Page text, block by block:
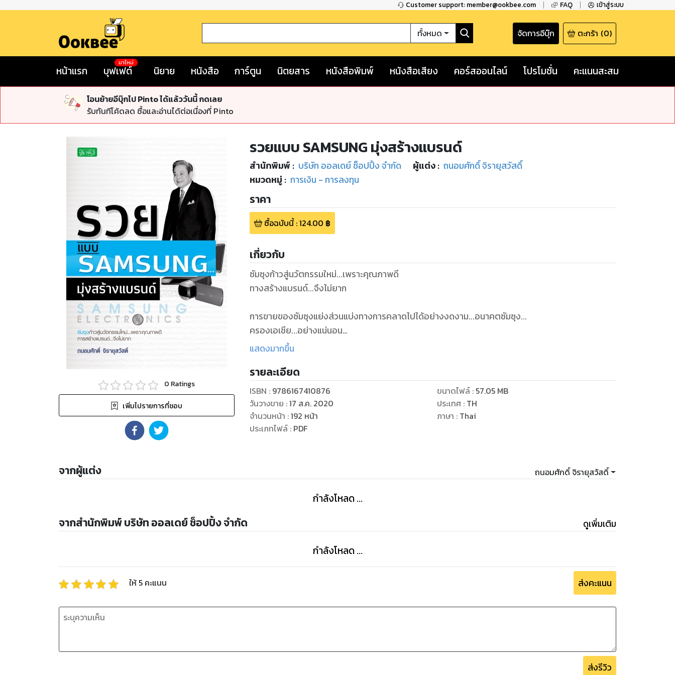
Customer support: member@ookbee.com FAQ เข้าสู่ระบบ
ทั้งหมด จัดการอีบุ๊ก ตะกร้า (0)
หน้าแรก บุฟเฟต์
มาใหม่
นิยาย หนังสือ การ์ตูน นิตยสาร หนังสือพิมพ์ หนังสือเสียง คอร์สออนไลน์ โปรโมชั่น คะแนนสะสม
โอนย้ายอีบุ๊กไป Pinto ได้แล้ววันนี้ กดเลย
รับทันทีโค้ดลด ซื้อและอ่านได้ต่อเนื่องที่ Pinto
0 Ratings
เพิ่มไปรายการที่ชอบ
รวยแบบ SAMSUNG มุ่งสร้างแบรนด์
สำนักพิมพ์ : บริษัท ออลเดย์ ช็อปปิ้ง จำกัด ผู้แต่ง : ถนอมศักดิ์ จิรายุสวัสดิ์
หมวดหมู่ : การเงิน - การลงทุน
ราคา
ซื้อฉบับนี้:124.00 ฿
เกี่ยวกับ
ซัมซุงก้าวสู่นวัตกรรมใหม่...เพราะคุณภาพดี
ทางสร้างแบรนด์...จึงไม่ยาก
การขายของซัมซุงแย่งส่วนแบ่งทางการคลาดไปได้อย่างงดงาม...อนาคตซัมซุง...
ครองเอเชีย...อย่างแน่นอน
แสดงมากขึ้น
รายละเอียด
ISBN : 9786167410876
วันวางขาย :17 ส.ค. 2020
จำนวนหน้า :192 หน้า
ประเภทไฟล์: PDF
ขนาดไฟล์: 57.05 MB
ประเทศ : TH
ภาษา : Thai
จากผู้แต่ง ถนอมศักดิ์ จิรายุสวัสดิ์
กำลังโหลด ...
จากสำนักพิมพ์ บริษัท ออลเดย์ ช็อปปิ้ง จำกัด ดูเพิ่มเติม
กำลังโหลด ...
ให้ 5 คะแนน ส่งคะแนน
ส่งรีวิว